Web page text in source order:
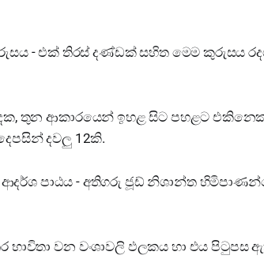
- එක් තිරස් දණ්ඩක් සහිත මෙම කුරුසය
දෙක, තුන ආකාරයෙන් ඉහළ සිට පහළට
දවලු 12කි.
පාඨය - අතිගරු ජූඩ් නිශාන්ත
වන වංශාවලි ඵලකය හා එය පිටුපස